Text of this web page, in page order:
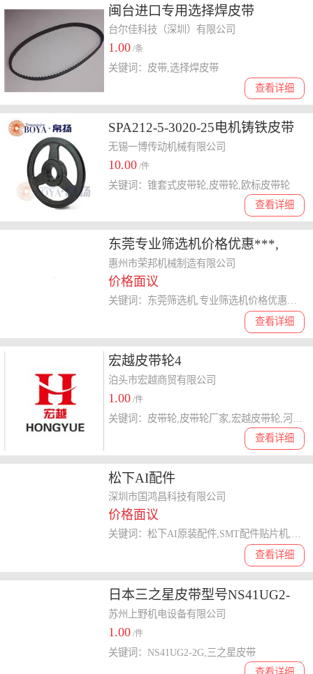
闽台进口专用选择焊皮带
台尔佳科技（深圳）有限公司
1.00 /条
查看详细
关键词：皮带,选择焊皮带
SPA212-5-3020-25电机铸铁皮带
轮厂家
无锡一博传动机械有限公司
10.00 /件
查看详细
关键词：锥套式皮带轮,皮带轮,欧标皮带轮
东莞专业筛选机价格优惠***,
惠州市荣邦机械制造有限公司
价格面议
查看详细
宏越皮带轮4
泊头市宏越商贸有限公司
1.00 /件
查看详细
松下AI配件
深圳市国鸿昌科技有限公司
价格面议
查看详细
关键词：松下AI原装配件,SMT配件贴片机,CM,402/406,台车,CM402/406,原厂配件,AI易损件,AI插件机
日本三之星皮带型号NS41UG2-
2G
苏州上野机电设备有限公司
1.00 /件
查看详细
关键词：NS41UG2-2G,三之星皮带